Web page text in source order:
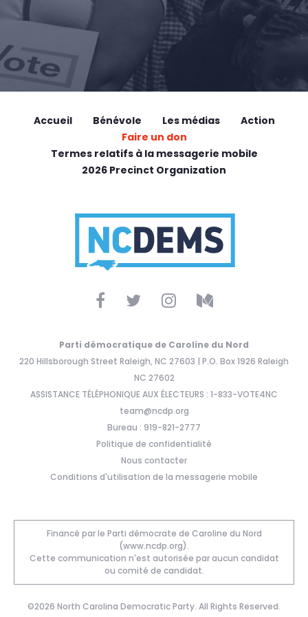
Accueil Bénévole Les médias
Action
Faire un don
Termes relatifs à la messagerie mobile
2026 Precinct Organization
Parti démocratique de Caroline du Nord
220 Hillsborough Street Raleigh, NC 27603 | P.O. Box 1926 Raleigh
NC 27602
ASSISTANCE TÉLÉPHONIQUE AUX ÉLECTEURS : 1-833-VOTE4NC
team@ncdp.org
Bureau : 919-821-2777
Politique de confidentialité
Nous contacter
Conditions d'utilisation de la messagerie mobile
Financé par le Parti démocrate de Caroline du Nord
(www.ncdp.org).
Cette communication n'est autorisée par aucun candidat
ou comité de candidat.
©2026 North Carolina Democratic Party. All Rights Reserved.